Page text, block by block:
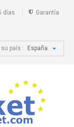
días
Garantía
país : España